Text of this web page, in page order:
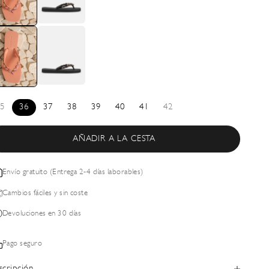
36 37 38 39 40 41 42
AÑADIR A LA CESTA
Envío gratuito (Entrega 2-4 días laborables)
Cambios fáciles y sin coste
Devoluciones en 30 días
Pago seguro